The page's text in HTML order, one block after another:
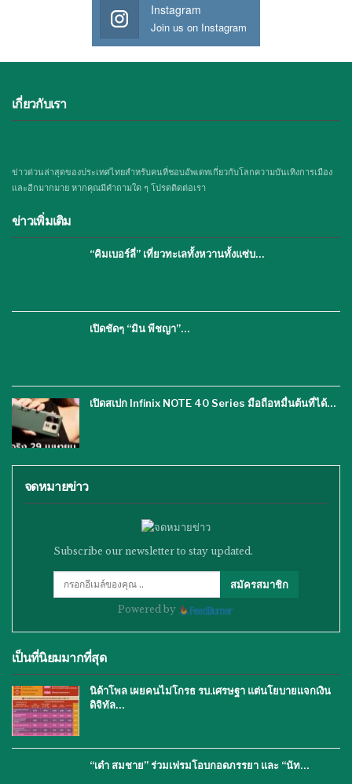
Instagram
Join us on Instagram
เกี่ยวกับเรา
ข่าวด่วนล่าสุดของประเทศไทยสำหรับคนที่ชอบอัพเดทเกี่ยวกับโลกความบันเทิงการเมือง
และอีกมากมาย หากคุณมีคำถามใด ๆ โปรดติดต่อเรา
ข่าวเพิ่มเติม
“คิมเบอร์ลี่” เที่ยวทะเลทั้งหวานทั้งแซ่บ…
เปิดชัดๆ “มิน พีชญา”…
เปิดสเปก Infinix NOTE 40 Series มือถือหมื่นต้นที่ได้…
จดหมายข่าว
Subscribe our newsletter to stay updated.
สมัครสมาชิก
Powered by
เป็นที่นิยมมากที่สุด
นิด้าโพล เผยคนไม่โกรธ รบ.เศรษฐา แต่นโยบายแจกเงิน
ดิจิทัล…
“เต๋า สมชาย” ร่วมเฟรมโอบกอดภรรยา และ “นัท…